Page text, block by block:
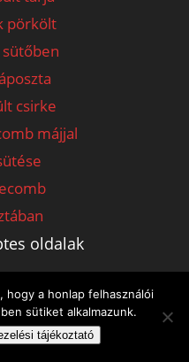
pörkölt
csirke
májjal
oldalak
hogy a honlap felhasználói
sütiket alkalmazunk.
tájékoztató